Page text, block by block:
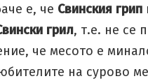
е, че Свинския грип
грил, т.е. не се
че месото е
на сурово